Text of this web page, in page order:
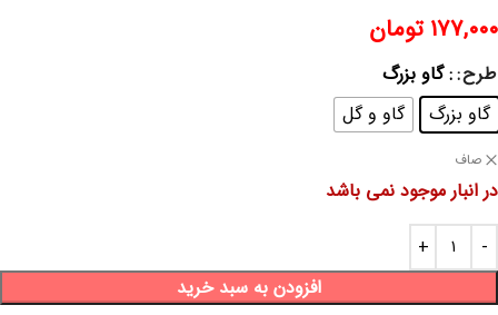
۱۷۷,۰۰۰ تومان
طرح : گاو بزرگ
گاو بزرگ
گاو و گل
صاف
در انبار موجود نمی باشد
افزودن به سبد خرید